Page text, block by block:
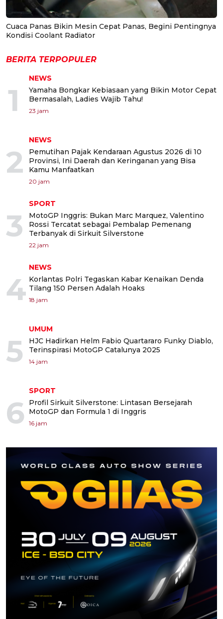
Cuaca Panas Bikin Mesin Cepat Panas, Begini Pentingnya
Kondisi Coolant Radiator
BERITA TERPOPULER
1
NEWS
Yamaha Bongkar Kebiasaan yang Bikin Motor Cepat
Bermasalah, Ladies Wajib Tahu!
23 jam
2
NEWS
Pemutihan Pajak Kendaraan Agustus 2026 di 10
Provinsi, Ini Daerah dan Keringanan yang Bisa
Kamu Manfaatkan
20 jam
3
SPORT
MotoGP Inggris: Bukan Marc Marquez, Valentino
Rossi Tercatat sebagai Pembalap Pemenang
Terbanyak di Sirkuit Silverstone
22 jam
4
NEWS
Korlantas Polri Tegaskan Kabar Kenaikan Denda
Tilang 150 Persen Adalah Hoaks
18 jam
5
UMUM
HJC Hadirkan Helm Fabio Quartararo Funky Diablo,
Terinspirasi MotoGP Catalunya 2025
14 jam
6
SPORT
Profil Sirkuit Silverstone: Lintasan Bersejarah
MotoGP dan Formula 1 di Inggris
16 jam